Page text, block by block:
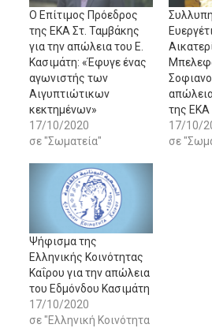
Ο Επίτιμος Πρόεδρος
της ΕΚΑ Στ. Ταμβάκης
για την απώλεια του Ε.
Κασιμάτη: «Έφυγε ένας
αγωνιστής των
Αιγυπτιώτικων
κεκτημένων»
17/10/2020
σε "Σωματεία"
της ΕΚΑ
17/10/
σε
Ψήφισμα της
Ελληνικής Κοινότητας
Καΐρου για την απώλεια
του Εδμόνδου Κασιμάτη
17/10/2020
σε "Ελληνική Κοινότητα